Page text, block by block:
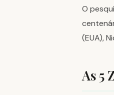
O
(EUA),
As 5